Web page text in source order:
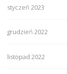
styczeń 2023
grudzień 2022
listopad 2022